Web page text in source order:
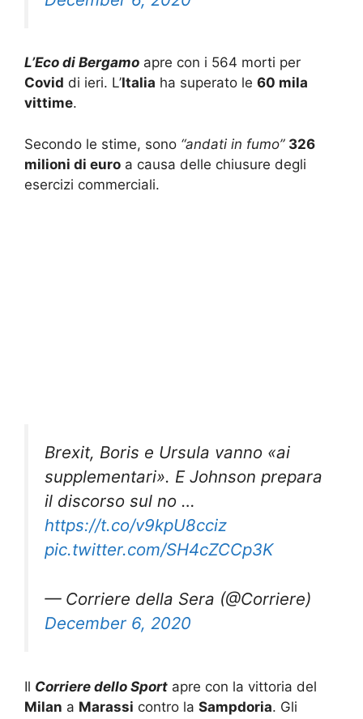
L’Eco di Bergamo apre con i 564 morti per
Covid di ieri. L’Italia ha superato le 60 mila
vittime.
Secondo le stime, sono “andati in fumo” 326
milioni di euro a causa delle chiusure degli
esercizi commerciali.
Brexit, Boris e Ursula vanno «ai
supplementari». E Johnson prepara
il discorso sul no …
https://t.co/v9kpU8cciz
pic.twitter.com/SH4cZCCp3K
— Corriere della Sera (@Corriere)
December 6, 2020
Il Corriere dello Sport apre con la vittoria del
Milan a Marassi contro la Sampdoria. Gli